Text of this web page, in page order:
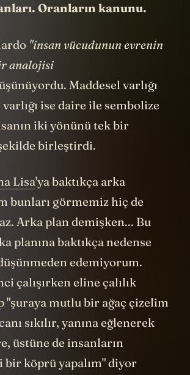
Oranların kanunu.
"insan vücudunun evrenin
analojisi
Maddesel varlığı
ise daire ile sembolize
iki yönünü tek bir
birleştirdi.
Lisa'ya baktıkça arka
bunları görmemiz hiç de
Arka plan demişken... Bu
planına baktıkça nedense
edemiyorum.
çalışırken eline çalılık
"şuraya mutlu bir ağaç çizelim
sıkılır, yanına eğlenerek
üstüne de insanların
bir köprü yapalım" diyor